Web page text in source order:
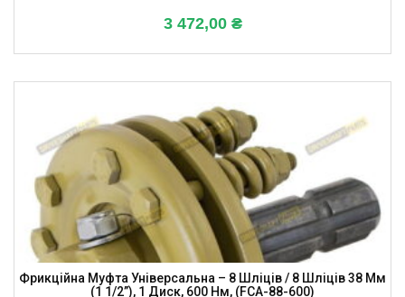
3 472,00 ₴
Фрикційна Муфта Універсальна – 8 Шліців / 8 Шліців 38 Мм
(1 1/2”), 1 Диск, 600 Нм, (FCA-88-600)